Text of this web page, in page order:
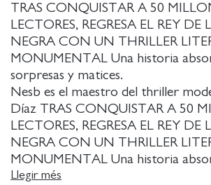
TRAS CONQUISTAR A 50
LECTORES, REGRESA EL REY
NEGRA CON UN THRILLER
MONUMENTAL Una historia
sorpresas y matices.
Nesb es el maestro del thriller
Díaz TRAS CONQUISTAR A 50
LECTORES, REGRESA EL REY
NEGRA CON UN THRILLER
MONUMENTAL Una historia
sorpresas y matices.
Llegir més